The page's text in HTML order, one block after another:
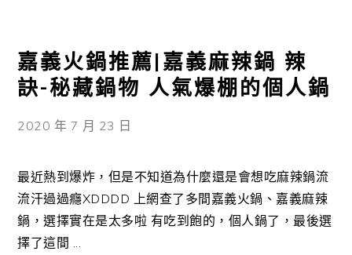
嘉義火鍋推薦|嘉義麻辣鍋 辣
訣-秘藏鍋物 人氣爆棚的個人鍋
2020 年 7 月 23 日
最近熱到爆炸，但是不知道為什麼還是會想吃麻辣鍋流
流汗過過癮XDDDD 上網查了多間嘉義火鍋、嘉義麻辣
鍋，選擇實在是太多啦 有吃到飽的，個人鍋了，最後選
擇了這間 ...